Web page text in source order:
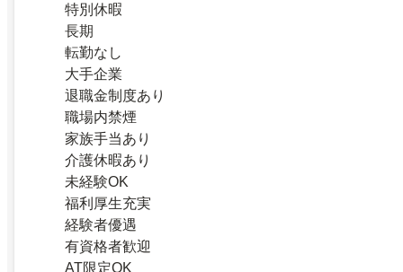
特別休暇
長期
転勤なし
大手企業
退職金制度あり
職場内禁煙
家族手当あり
介護休暇あり
未経験OK
福利厚生充実
経験者優遇
有資格者歓迎
AT限定OK